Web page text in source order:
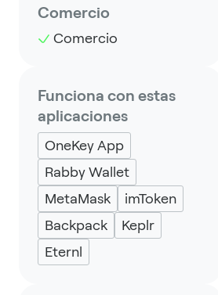
Comercio
Comercio
Funciona con estas
aplicaciones
OneKey App
Rabby Wallet
MetaMask
imToken
Backpack
Keplr
Eternl